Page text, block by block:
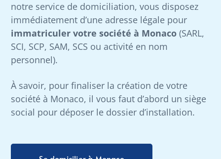
notre service de domiciliation, vous disposez
immédiatement d’une adresse légale pour
immatriculer votre société à Monaco (SARL,
SCI, SCP, SAM, SCS ou activité en nom
personnel).
À savoir, pour finaliser la création de votre
société à Monaco, il vous faut d’abord un siège
social pour déposer le dossier d’installation.